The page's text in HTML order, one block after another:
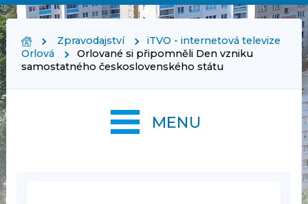
Zpravodajství
iTVO - internetová televize
Orlová
Orlované si připomněli Den vzniku
samostatného československého státu
MENU